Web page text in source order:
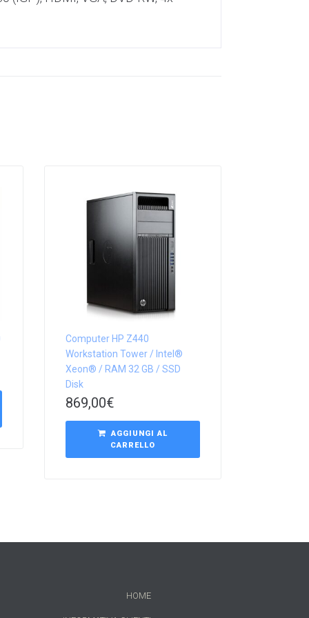
Computer HP Z440
Workstation Tower / Intel®
Xeon® / RAM 32 GB / SSD
Disk
869,00€
AGGIUNGI AL
CARRELLO
HOME